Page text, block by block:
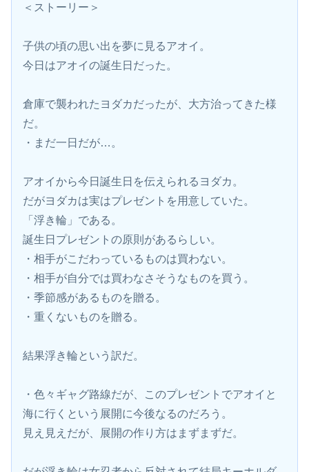
＜ストーリー＞
子供の頃の思い出を夢に見るアオイ。
今日はアオイの誕生日だった。
倉庫で襲われたヨダカだったが、大方治ってきた様
だ。
・まだ一日だが…。
アオイから今日誕生日を伝えられるヨダカ。
だがヨダカは実はプレゼントを用意していた。
「浮き輪」である。
誕生日プレゼントの原則があるらしい。
・相手がこだわっているものは買わない。
・相手が自分では買わなさそうなものを買う。
・季節感があるものを贈る。
・重くないものを贈る。
結果浮き輪という訳だ。
・色々ギャグ路線だが、このプレゼントでアオイと
海に行くという展開に今後なるのだろう。
見え見えだが、展開の作り方はまずまずだ。